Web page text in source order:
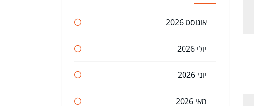
אוגוסט 2026
יולי 2026
יוני 2026
מאי 2026